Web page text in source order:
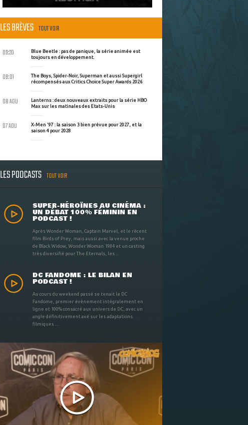
LES BRÈVES TOUT VOIR
Blue Beetle : pas de panique, la série animée est
toujours en développement.
09:20
The Boys, Spider-Noir, Superman et aussi Supergirl
récompensés aux Critics Choice Super Awards 2026
09:01
Lanterns : deux nouveaux extraits pour la série HBO
Max sur les matinales des Etats-Unis
08 AOU
X-Men '97 : la saison 3 bien prévue pour 2027, et la
saison 4 pour 2028
07 AOU
LES PODCASTS TOUT VOIR
SUPER-HÉROÏNES AU CINÉMA :
UN DÉBAT 100% FÉMININ EN
PODCAST !
Après Wonder Woman, Captain Marvel, et le récent
film Birds of Prey, mais aussi avec la venue proche
de Black Widow, Wonder Woman 1984 et un casting
très diversifié pour The Eternals, les ...
DC FANDOME : LE BILAN EN
PODCAST !
Au cours du weekend passé se tenait le DC
Fandome, premier évènement intégralement en
ligne et 100% consacré aux univers de DC, avec un
angle définitivement axé sur les adaptations
filmiques ...